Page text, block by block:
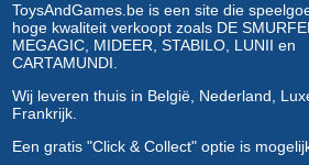
ToysAndGames.be is een site die
hoge kwaliteit verkoopt zoals DE
MEGAGIC, MIDEER, STABILO, LUNII en
CARTAMUNDI.
Wij leveren thuis in België, Nederland,
Frankrijk.
Een gratis "Click & Collect" optie is